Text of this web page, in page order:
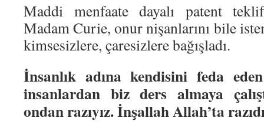
Maddi menfaate dayalı patent
Madam Curie, onur nişanlarını bile
kimsesizlere, çaresizlere bağışladı.
İnsanlık adına kendisini feda
insanlardan biz ders almaya
ondan razıyız. İnşallah Allah’ta